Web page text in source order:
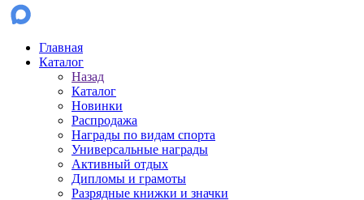
Главная
Каталог
Назад
Каталог
Новинки
Распродажа
Награды по видам спорта
Универсальные награды
Активный отдых
Дипломы и грамоты
Разрядные книжки и значки